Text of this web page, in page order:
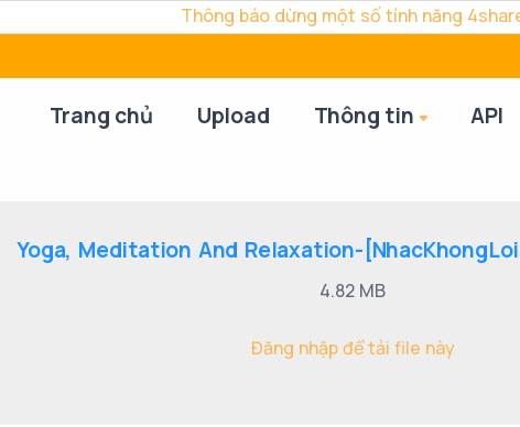
Thông báo dừng một số tính năng
Trang chủ Upload Thông tin API
Yoga, Meditation And Relaxation-
4.82 MB
Đăng nhập để tải file này